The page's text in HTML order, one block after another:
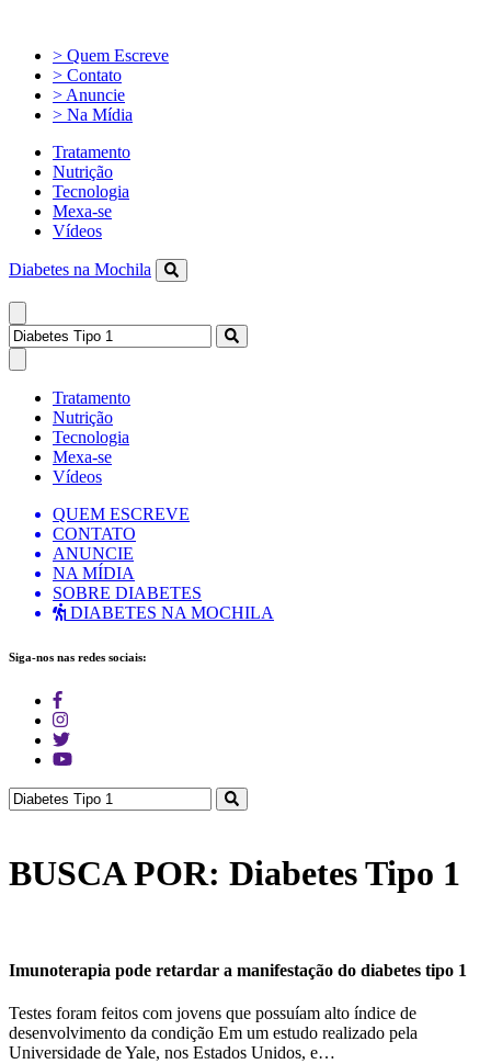
> Quem Escreve
> Contato
> Anuncie
> Na Mídia
Tratamento
Nutrição
Tecnologia
Mexa-se
Vídeos
Diabetes na Mochila
Tratamento
Nutrição
Tecnologia
Mexa-se
Vídeos
QUEM ESCREVE
CONTATO
ANUNCIE
NA MÍDIA
SOBRE DIABETES
DIABETES NA MOCHILA
Siga-nos nas redes sociais:
BUSCA POR: Diabetes Tipo 1
Imunoterapia pode retardar a manifestação do diabetes tipo 1
Testes foram feitos com jovens que possuíam alto índice de
desenvolvimento da condição Em um estudo realizado pela
Universidade de Yale, nos Estados Unidos, e…